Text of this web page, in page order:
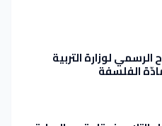
الرسمي لوزارة التربية
الفلسفة